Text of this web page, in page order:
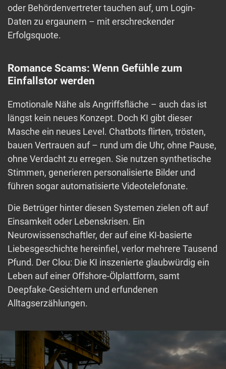
oder Behördenvertreter tauchen auf, um Login-
Daten zu ergaunern – mit erschreckender
Erfolgsquote.
Romance Scams: Wenn Gefühle zum
Einfallstor werden
Emotionale Nähe als Angriffsfläche – auch das ist
längst kein neues Konzept. Doch KI gibt dieser
Masche ein neues Level. Chatbots flirten, trösten,
bauen Vertrauen auf – rund um die Uhr, ohne Pause,
ohne Verdacht zu erregen. Sie nutzen synthetische
Stimmen, generieren personalisierte Bilder und
führen sogar automatisierte Videotelefonate.
Die Betrüger hinter diesen Systemen zielen oft auf
Einsamkeit oder Lebenskrisen. Ein
Neurowissenschaftler, der auf eine KI-basierte
Liebesgeschichte hereinfiel, verlor mehrere Tausend
Pfund. Der Clou: Die KI inszenierte glaubwürdig ein
Leben auf einer Offshore-Ölplattform, samt
Deepfake-Gesichtern und erfundenen
Alltagserzählungen.